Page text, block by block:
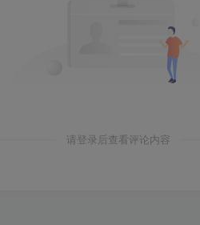
请登录后查看评论内容